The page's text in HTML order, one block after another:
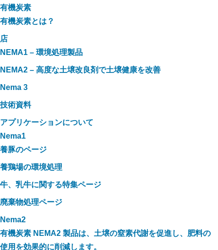
有機炭素
有機炭素とは？
店
NEMA1 – 環境処理製品
NEMA2 – 高度な土壌改良剤で土壌健康を改善
Nema 3
技術資料
アプリケーションについて
Nema1
養豚のページ
養鶏場の環境処理
牛、乳牛に関する特集ページ
廃棄物処理ページ
Nema2
有機炭素 NEMA2 製品は、土壌の窒素代謝を促進し、肥料の
使用を効果的に削減します。